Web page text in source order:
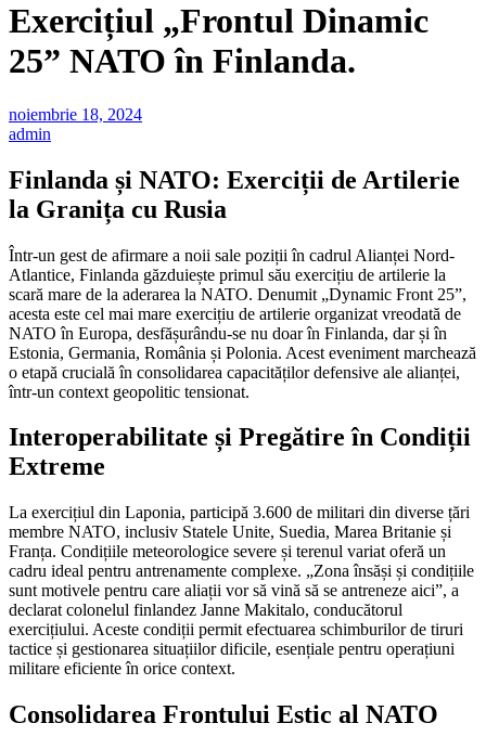
Exercițiul „Frontul Dinamic
25” NATO în Finlanda.
noiembrie 18, 2024
admin
Finlanda și NATO: Exerciții de Artilerie
la Granița cu Rusia
Într-un gest de afirmare a noii sale poziții în cadrul Alianței Nord-
Atlantice, Finlanda găzduiește primul său exercițiu de artilerie la
scară mare de la aderarea la NATO. Denumit „Dynamic Front 25”,
acesta este cel mai mare exercițiu de artilerie organizat vreodată de
NATO în Europa, desfășurându-se nu doar în Finlanda, dar și în
Estonia, Germania, România și Polonia. Acest eveniment marchează
o etapă crucială în consolidarea capacităților defensive ale alianței,
într-un context geopolitic tensionat.
Interoperabilitate și Pregătire în Condiții
Extreme
La exercițiul din Laponia, participă 3.600 de militari din diverse țări
membre NATO, inclusiv Statele Unite, Suedia, Marea Britanie și
Franța. Condițiile meteorologice severe și terenul variat oferă un
cadru ideal pentru antrenamente complexe. „Zona însăși și condițiile
sunt motivele pentru care aliații vor să vină să se antreneze aici”, a
declarat colonelul finlandez Janne Makitalo, conducătorul
exercițiului. Aceste condiții permit efectuarea schimburilor de tiruri
tactice și gestionarea situațiilor dificile, esențiale pentru operațiuni
militare eficiente în orice context.
Consolidarea Frontului Estic al NATO